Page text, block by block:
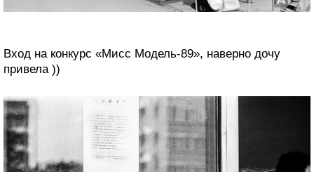
Вход на конкурс «Мисс Модель-89», наверно дочу
привела ))